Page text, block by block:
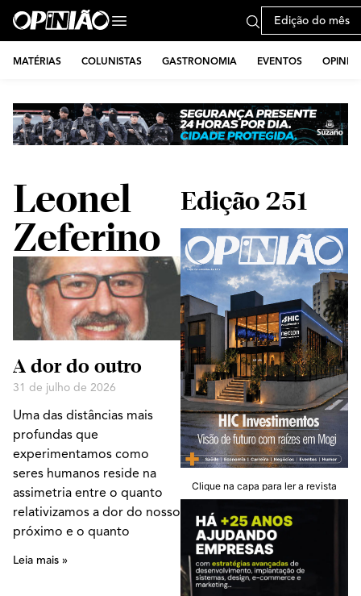
Edição do mês
MATÉRIAS COLUNISTAS GASTRONOMIA EVENTOS
Leonel
Zeferino
A dor do outro
31 de julho de 2026
Uma das distâncias mais
profundas que
experimentamos como
seres humanos reside na
assimetria entre o quanto
relativizamos a dor do nosso
próximo e o quanto
Leia mais »
Edição 251
Clique na capa para ler a revista